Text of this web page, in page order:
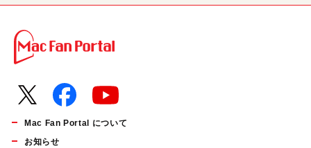
Mac Fan Portal について
お知らせ